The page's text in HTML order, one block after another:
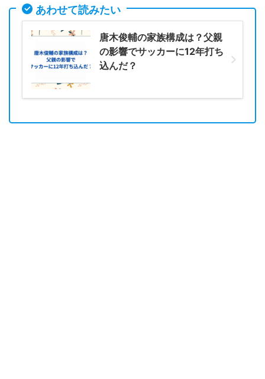
あわせて読みたい
唐木俊輔の家族構成は？父親
の影響でサッカーに12年打ち
込んだ？